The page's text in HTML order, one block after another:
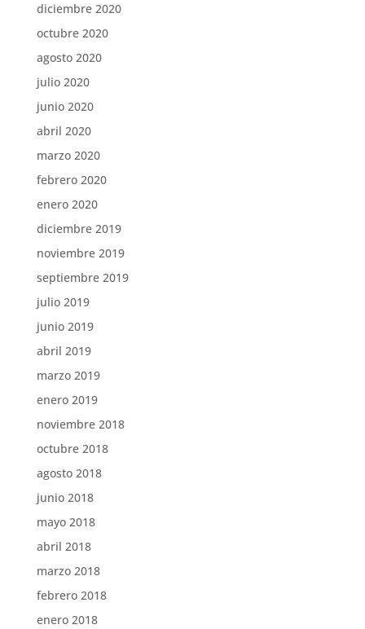
diciembre 2020
octubre 2020
agosto 2020
julio 2020
junio 2020
abril 2020
marzo 2020
febrero 2020
enero 2020
diciembre 2019
noviembre 2019
septiembre 2019
julio 2019
junio 2019
abril 2019
marzo 2019
enero 2019
noviembre 2018
octubre 2018
agosto 2018
junio 2018
mayo 2018
abril 2018
marzo 2018
febrero 2018
enero 2018